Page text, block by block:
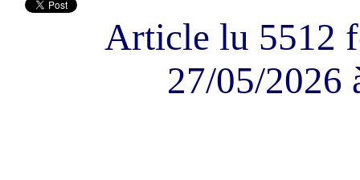
Article lu 5512
27/05/2026